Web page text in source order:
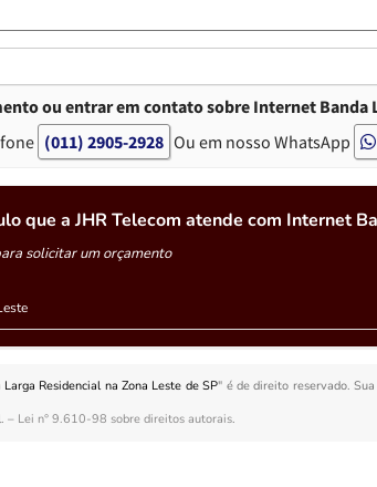
ou entrar em contato sobre Internet Banda
(011) 2905-2928 Ou em nosso WhatsApp
que a JHR Telecom atende com Internet
solicitar um orçamento
Residencial na Zona Leste de SP" é de direito reservado.
– Lei n° 9.610-98 sobre direitos autorais.